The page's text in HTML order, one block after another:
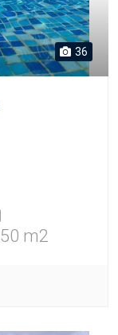
36
m2